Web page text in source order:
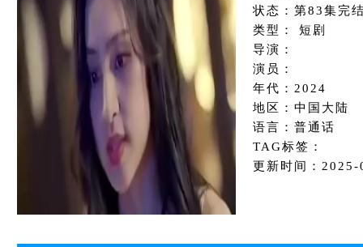
状态：第83集完
类型： 短剧
导演：
演员：
年代：2024
地区：中国大陆
语言：普通话
TAG标签：
更新时间：